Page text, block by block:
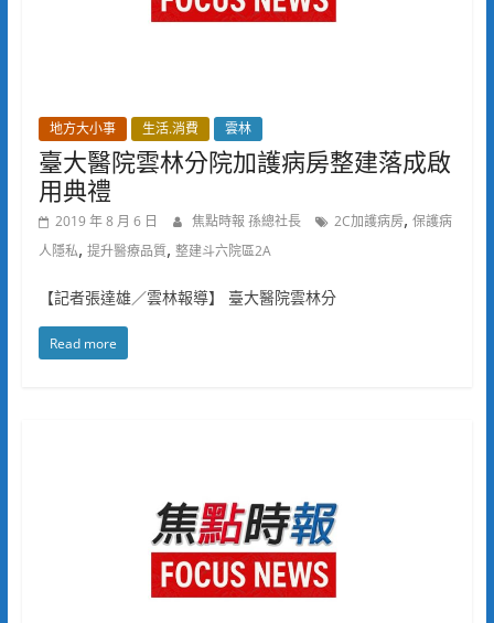
地方大小事 生活.消費 雲林
臺大醫院雲林分院加護病房整建落成啟
用典禮
2019 年 8 月 6 日 焦點時報 孫總社長 2C加護病房, 保護病
人隱私, 提升醫療品質, 整建斗六院區2A
【記者張達雄／雲林報導】 臺大醫院雲林分
Read more